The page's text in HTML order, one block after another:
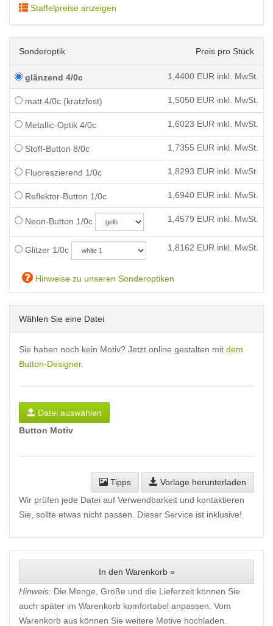
Staffelpreise anzeigen
Sonderoptik Preis pro Stück
glänzend 4/0c 1,4400 EUR inkl. MwSt.
matt 4/0c (kratzfest) 1,5050 EUR inkl. MwSt.
Metallic-Optik 4/0c 1,6023 EUR inkl. MwSt.
Stoff-Button 8/0c 1,7355 EUR inkl. MwSt.
Fluoreszierend 1/0c 1,8293 EUR inkl. MwSt.
Reflektor-Button 1/0c 1,6940 EUR inkl. MwSt.
Neon-Button 1/0c 1,4579 EUR inkl. MwSt.
Glitzer 1/0c 1,8162 EUR inkl. MwSt.
Hinweise zu unseren Sonderoptiken
Wählen Sie eine Datei
Sie haben noch kein Motiv? Jetzt online gestalten mit dem
Button-Designer.
Datei auswählen
Button Motiv
Tipps
Vorlage herunterladen
Wir prüfen jede Datei auf Verwendbarkeit und kontaktieren
Sie, sollte etwas nicht passen. Dieser Service ist inklusive!
In den Warenkorb »
Hinweis: Die Menge, Größe und die Lieferzeit können Sie
auch später im Warenkorb komfortabel anpassen. Vom
Warenkorb aus können Sie weitere Motive hochladen.